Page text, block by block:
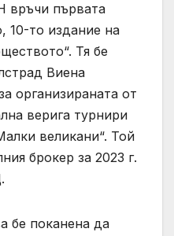
връчи първата
10-то издание на
Тя бе
Виена
организираната от
верига турнири
великани“. Той
брокер за 2023 г.
бе поканена да